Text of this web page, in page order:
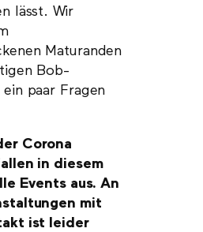
lässt. Wir
Maturanden
Bob-
paar Fragen
Corona
in diesem
Events aus. An
mit
ist leider